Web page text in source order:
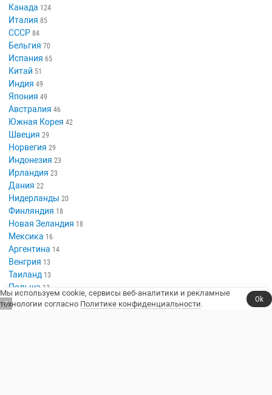
Канада 124
Италия 85
СССР 84
Бельгия 70
Испания 65
Китай 51
Индия 49
Япония 49
Австралия 46
Южная Корея 42
Швеция 29
Норвегия 29
Индонезия 23
Ирландия 23
Дания 22
Нидерланды 20
Финляндия 18
Новая Зеландия 18
Мексика 16
Аргентина 14
Венгрия 13
Таиланд 13
Польша 13
Казахстан
Люксембург
Мы используем cookie, сервисы веб-аналитики и рекламные
технологии согласно Политике конфиденциальности.
Ok
6